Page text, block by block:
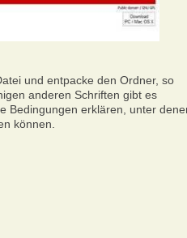
und entpacke den Ordner, so
anderen Schriften gibt es
Bedingungen erklären, unter
können.